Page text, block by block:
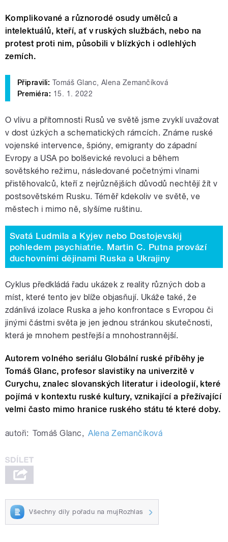
Komplikované a různorodé osudy umělců a
intelektuálů, kteří, ať v ruských službách, nebo na
protest proti nim, působili v blízkých i odlehlých
zemích.
Připravili: Tomáš Glanc, Alena Zemančíková
Premiéra: 15. 1. 2022
O vlivu a přítomnosti Rusů ve světě jsme zvyklí uvažovat
v dost úzkých a schematických rámcích. Známe ruské
vojenské intervence, špióny, emigranty do západní
Evropy a USA po bolševické revoluci a během
sovětského režimu, následované početnými vlnami
přistěhovalců, kteří z nejrůznějších důvodů nechtějí žít v
postsovětském Rusku. Téměř kdekoliv ve světě, ve
městech i mimo ně, slyšíme ruštinu.
Svatá Ludmila a Kyjev nebo Dostojevskij
pohledem psychiatrie. Martin C. Putna provází
duchovními dějinami Ruska a Ukrajiny
Cyklus předkládá řadu ukázek z reality různých dob a
míst, které tento jev blíže objasňují. Ukáže také, že
zdánlivá izolace Ruska a jeho konfrontace s Evropou či
jinými částmi světa je jen jednou stránkou skutečnosti,
která je mnohem pestřejší a mnohostrannější.
Autorem volného seriálu Globální ruské příběhy je
Tomáš Glanc, profesor slavistiky na univerzitě v
Curychu, znalec slovanských literatur i ideologií, které
pojímá v kontextu ruské kultury, vznikající a přežívající
velmi často mimo hranice ruského státu té které doby.
autoři: Tomáš Glanc, Alena Zemančíková
Všechny díly pořadu na mujRozhlas